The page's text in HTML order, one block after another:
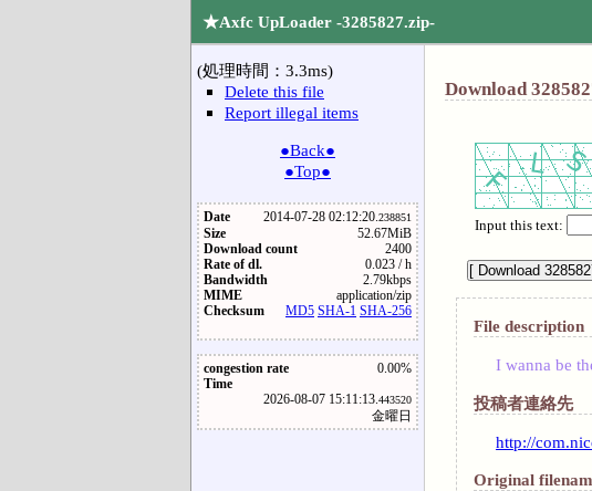
★Axfc UpLoader -3285827.zip-
(処理時間：3.3ms)
Delete this file
Report illegal items
●Back●
●Top●
Date 2014-07-28 02:12:20.238851
Size
52.67MiB
Download count
2400
Rate of dl.
0.023 / h
Bandwidth
2.79kbps
MIME
application/zip
Checksum
MD5 SHA-1 SHA-256
congestion rate
0.00%
Time
2026-08-07 15:11:13.443520
金曜日
Download
Input this text:
File description
I wanna be
投稿者連絡先
http://
Original